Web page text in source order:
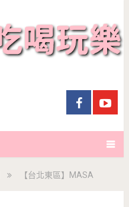
【台北東區】MASA